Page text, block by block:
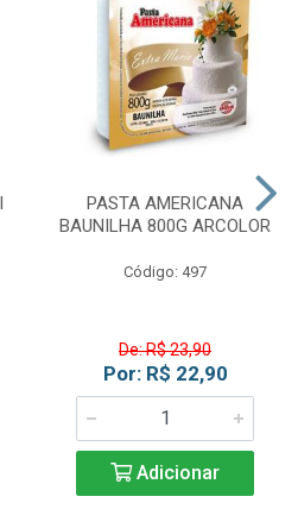
PASTA AMERICANA
BAUNILHA 800G ARCOLOR
Código: 497
De: R$ 23,90
Por: R$ 22,90
Adicionar